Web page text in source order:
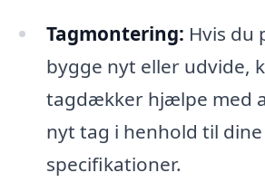
Tagmontering: Hvis du
bygge nyt eller udvide,
tagdækker hjælpe med
nyt tag i henhold til
specifikationer.